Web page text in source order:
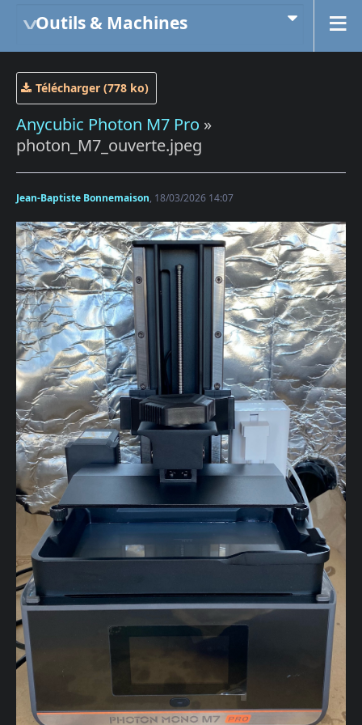
Outils & Machines
Télécharger (778 ko)
Anycubic Photon M7 Pro »
photon_M7_ouverte.jpeg
Jean-Baptiste Bonnemaison, 18/03/2026 14:07